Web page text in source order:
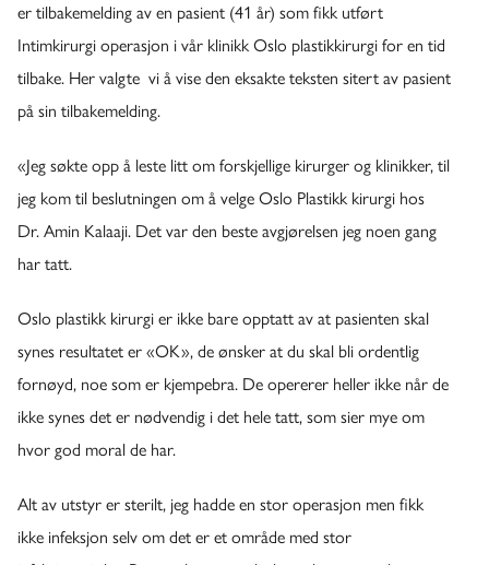
er tilbakemelding av en pasient (41 år) som fikk utført
Intimkirurgi operasjon i vår klinikk Oslo plastikkirurgi for en tid
tilbake. Her valgte vi å vise den eksakte teksten sitert av pasient
på sin tilbakemelding.
«Jeg søkte opp å leste litt om forskjellige kirurger og klinikker, til
jeg kom til beslutningen om å velge Oslo Plastikk kirurgi hos
Dr. Amin Kalaaji. Det var den beste avgjørelsen jeg noen gang
har tatt.
Oslo plastikk kirurgi er ikke bare opptatt av at pasienten skal
synes resultatet er «OK», de ønsker at du skal bli ordentlig
fornøyd, noe som er kjempebra. De opererer heller ikke når de
ikke synes det er nødvendig i det hele tatt, som sier mye om
hvor god moral de har.
Alt av utstyr er sterilt, jeg hadde en stor operasjon men fikk
ikke infeksjon selv om det er et område med stor